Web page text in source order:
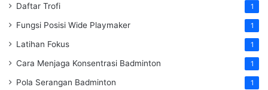
Daftar Trofi 1
Fungsi Posisi Wide Playmaker 1
Latihan Fokus 1
Cara Menjaga Konsentrasi Badminton 1
Pola Serangan Badminton 1